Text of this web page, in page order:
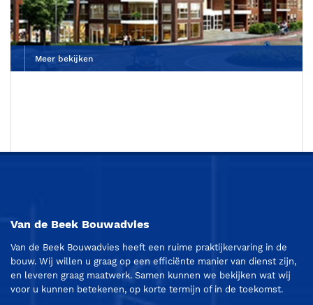
Meer bekijken
Van de Beek Bouwadvies
Van de Beek Bouwadvies heeft een ruime praktijkervaring in de
bouw. Wij willen u graag op een efficiënte manier van dienst zijn,
en leveren graag maatwerk. Samen kunnen we bekijken wat wij
voor u kunnen betekenen, op korte termijn of in de toekomst.